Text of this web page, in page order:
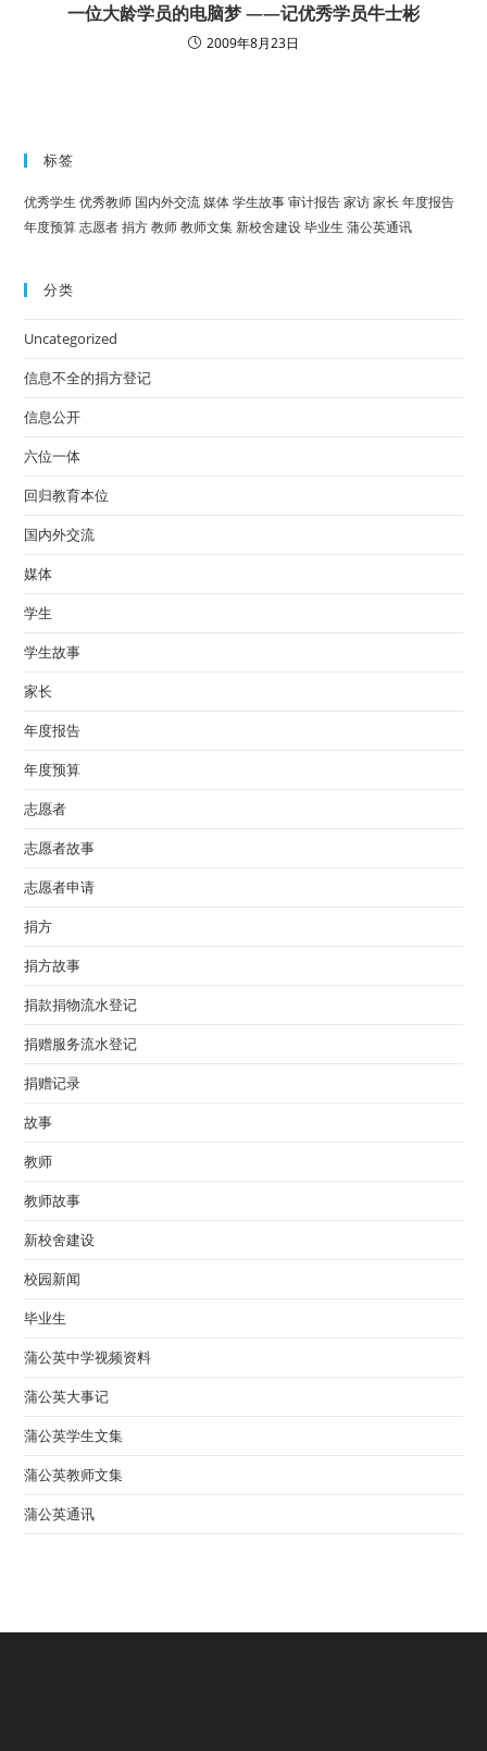
一位大龄学员的电脑梦 ——记优秀学员牛士彬
2009年8月23日
标签
优秀学生 优秀教师 国内外交流 媒体 学生故事 审计报告 家访 家长 年度报告
年度预算 志愿者 捐方 教师 教师文集 新校舍建设 毕业生 蒲公英通讯
分类
Uncategorized
信息不全的捐方登记
信息公开
六位一体
回归教育本位
国内外交流
媒体
学生
学生故事
家长
年度报告
年度预算
志愿者
志愿者故事
志愿者申请
捐方
捐方故事
捐款捐物流水登记
捐赠服务流水登记
捐赠记录
故事
教师
教师故事
新校舍建设
校园新闻
毕业生
蒲公英中学视频资料
蒲公英大事记
蒲公英学生文集
蒲公英教师文集
蒲公英通讯